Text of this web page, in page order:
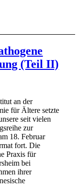
(Teil II)
an der
für Ältere setzte
seit vielen
zur
18. Februar
fort. Die
Praxis für
bei
ihrer